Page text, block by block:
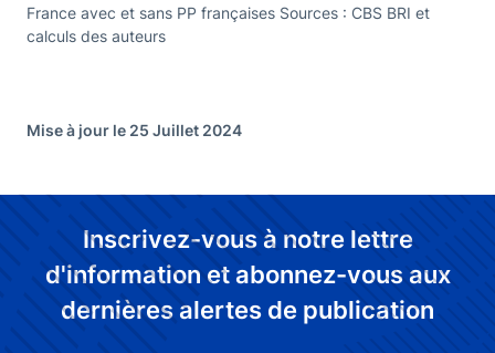
France avec et sans PP françaises Sources : CBS BRI et
calculs des auteurs
Mise à jour le 25 Juillet 2024
Inscrivez-vous à notre lettre
d'information et abonnez-vous aux
dernières alertes de publication